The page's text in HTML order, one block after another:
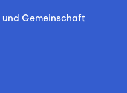
Gemeinschaft